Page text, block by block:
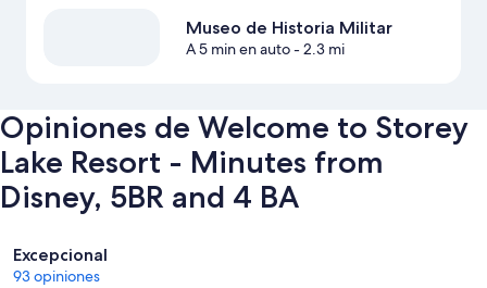
Museo de Historia Militar
A 5 min en auto- 2.3 mi
Opiniones de Welcome to Storey
Lake Resort - Minutes from
Disney, 5BR and 4 BA
Opiniones
Excepcional
93 opiniones